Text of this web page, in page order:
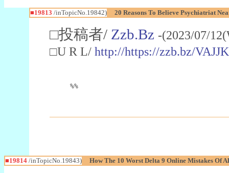
■19813 /inTopicNo.19842) 20 Reasons To Believe Psychiatriat
□投稿者/ Zzb.Bz -(2023/07/
□U R L/ http://https://zzb.bz/VAJJK
%%
■19814 /inTopicNo.19843) How The 10 Worst Delta 9 Online Mistakes Of